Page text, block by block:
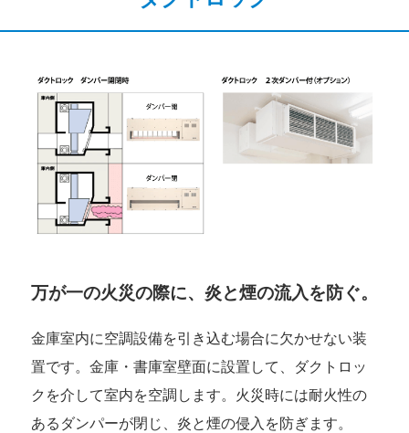
万が一の火災の際に、炎と煙の流入を防ぐ。
金庫室内に空調設備を引き込む場合に欠かせない装
置です。金庫・書庫室壁面に設置して、ダクトロッ
クを介して室内を空調します。火災時には耐火性の
あるダンパーが閉じ、炎と煙の侵入を防ぎます。